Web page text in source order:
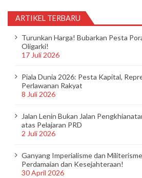
ARTIKEL TERBARU
Turunkan Harga! Bubarkan Pesta
Oligarki!
17 Juli 2026
Piala Dunia 2026: Pesta Kapital,
Perlawanan Rakyat
8 Juli 2026
Jalan Lenin Bukan Jalan
atas Pelajaran PRD
2 Juli 2026
Ganyang Imperialisme dan
Perdamaian dan Kesejahteraan!
30 April 2026